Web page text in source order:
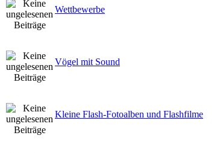
Wettbewerbe
Vögel mit Sound
Kleine Flash-Fotoalben und Flashfilme